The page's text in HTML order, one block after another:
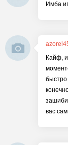
Имба
Кайф,
быстро
вас